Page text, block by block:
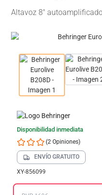
Altavoz 8"
Disponibilidad inmediata
(2 Opiniones)
ENVÍO GRATUITO
XY-856099